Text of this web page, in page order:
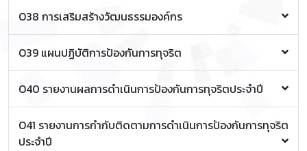
รายงานผลการดำเนินงานแผนบริหารความเสี่ยงระดับ
มหาวิทยาลัย ประจำปีงบประมาณ พ.ศ.2564
เผยแพร่จริยธรรมผู้ปฏิบัติงานในวิทยาลัยการศึกษา
ตลอดชีวิต
เผยแพร่จริยธรรมผู้ปฏิบัติงานในวิทยาลัยการศึกษา
ตลอดชีวิต (วิดิทัศน์ประมวลจริยธรรมผู้ปฏิบัติงาน)
เผยแพร่เล่มคู่มือแนวทางการลงโทษผู้ปฏิบัติงานให้
มหาวิทยาลัยเชียงใหม่
เผยแพร่นโยบายงดให้และรับของขวัญ (No Gift Policy)
กิจกรรมข่าวเผยแพร่นโยบายคุณธรรมและความโปร่งใส
ในการดำเนินงานของวิทยาลัยการศึกษาตลอดชีวิต
O38 การเสริมสร้างวัฒนธรรมองค์กร
ประกาศมหาวิทยาลัยเชียงใหม่ เรื่อง มาตรการจัดการร้อง
เรียนการทุจริต
ประกาศมหาวิทยาลัยเชียงใหม่ เรื่อง มาตรการตรวจสอบ
การใช้ดุลยพินิจ
ประกาศมหาวิทยาลัยเชียงใหม่ เรื่อง มาตรการป้องกันการ
ขัดกันระหว่างผลประโยชน์ส่วนบุคคลกับผลประโยชน์ส่วน
รวม
O39 แผนปฏิบัติการป้องกันการทุจริต
แผนป้องกันและปราบปรามการทุจริตมหาวิทยาลัย
เชียงใหม่ ปีงบประมาณ พ.ศ.2560-2564
O40 รายงานผลการดำเนินการป้องกันการทุจริตประจำปี
รายงานการกำกับติดตามการดำเนินการป้องกันการทุจริต
ประจำปี มหาวิทยาลัยเชียงใหม่
O41 รายงานการกำกับติดตามการดำเนินการป้องกันการทุจริต
ประจำปี